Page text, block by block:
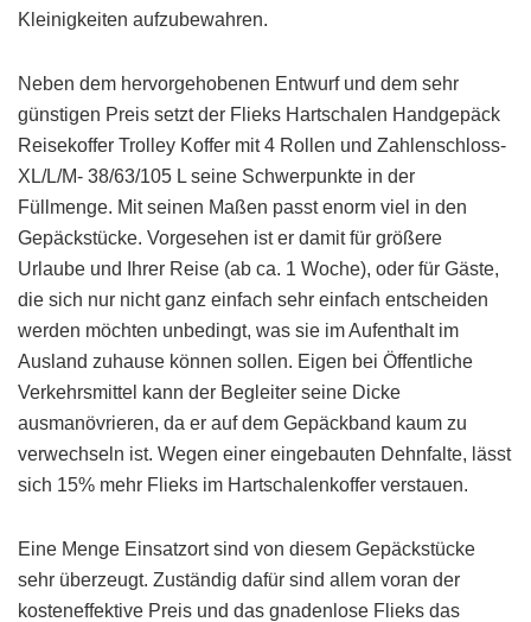
Kleinigkeiten aufzubewahren.
Neben dem hervorgehobenen Entwurf und dem sehr
günstigen Preis setzt der Flieks Hartschalen Handgepäck
Reisekoffer Trolley Koffer mit 4 Rollen und Zahlenschloss-
XL/L/M- 38/63/105 L seine Schwerpunkte in der
Füllmenge. Mit seinen Maßen passt enorm viel in den
Gepäckstücke. Vorgesehen ist er damit für größere
Urlaube und Ihrer Reise (ab ca. 1 Woche), oder für Gäste,
die sich nur nicht ganz einfach sehr einfach entscheiden
werden möchten unbedingt, was sie im Aufenthalt im
Ausland zuhause können sollen. Eigen bei Öffentliche
Verkehrsmittel kann der Begleiter seine Dicke
ausmanövrieren, da er auf dem Gepäckband kaum zu
verwechseln ist. Wegen einer eingebauten Dehnfalte, lässt
sich 15% mehr Flieks im Hartschalenkoffer verstauen.
Eine Menge Einsatzort sind von diesem Gepäckstücke
sehr überzeugt. Zuständig dafür sind allem voran der
kosteneffektive Preis und das gnadenlose Flieks das